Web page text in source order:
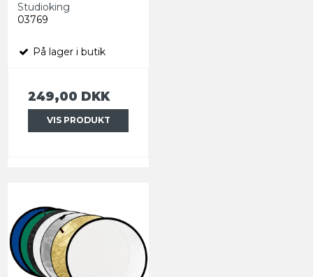
Studioking
03769
På lager i butik
249,00 DKK
VIS PRODUKT